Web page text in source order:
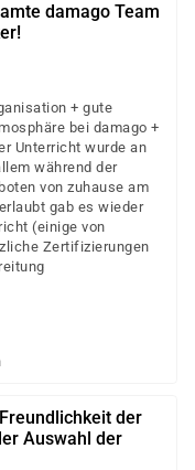
damago Team
+ gute
bei damago +
Unterricht wurde an
während der
von zuhause am
gab es wieder
(einige von
Zertifizierungen
der
Auswahl der